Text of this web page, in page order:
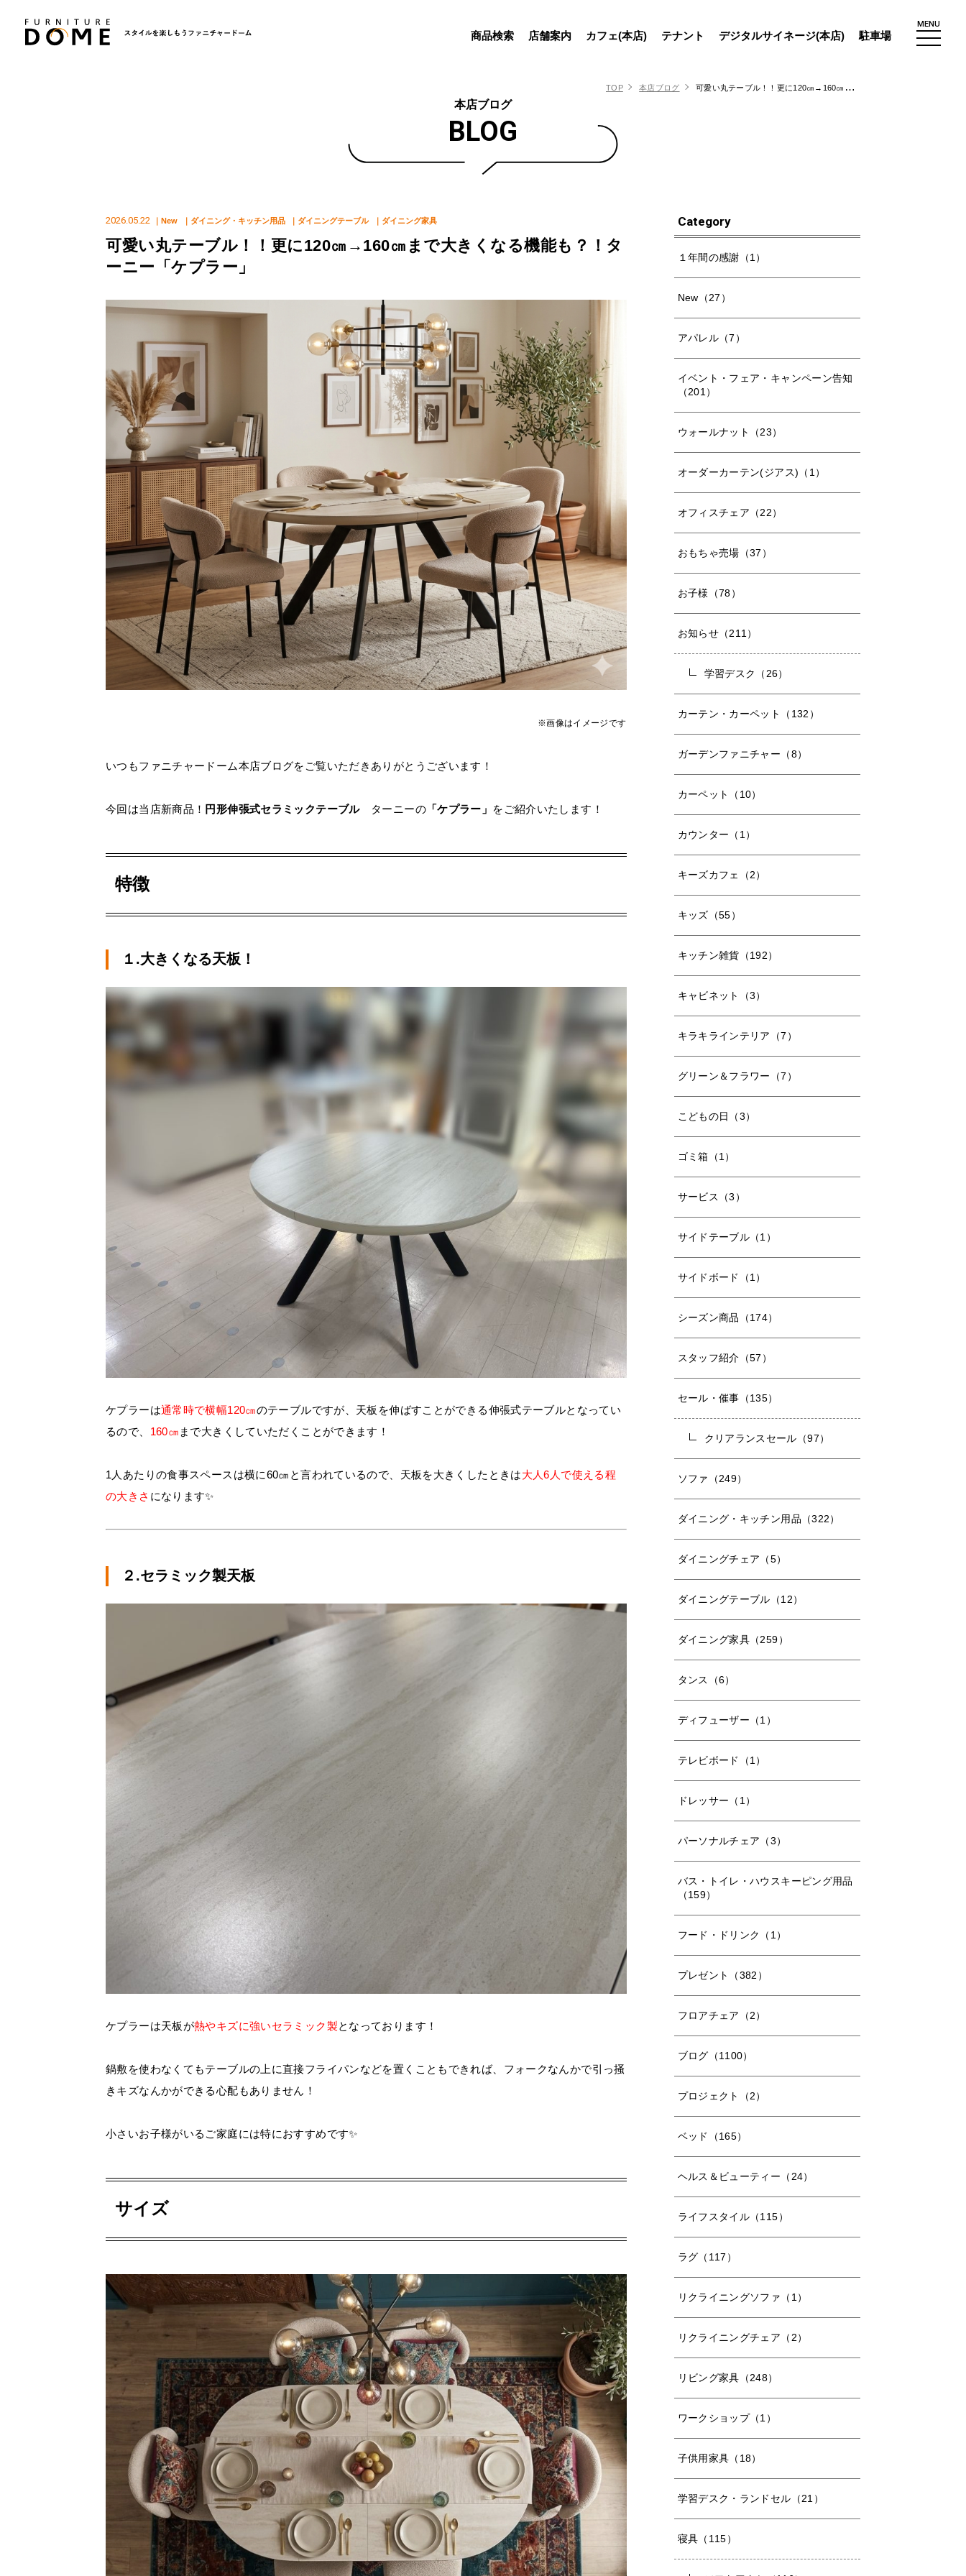
商品検索 店舗案内 カフェ(本店) テナント デジタルサイネージ(本店) 駐車場
MENU
TOP 本店ブログ 可愛い丸テーブル！！更に120㎝→160㎝まで大きくなる機能も？！ターニー「ケプラー」
本店ブログ
BLOG
2026.05.22 ｜New ｜ダイニング・キッチン用品 ｜ダイニングテーブル ｜ダイニング家具
可愛い丸テーブル！！更に120㎝→160㎝まで大きくなる機能も？！タ
ーニー「ケプラー」
※画像はイメージです
いつもファニチャードーム本店ブログをご覧いただきありがとうございます！
今回は当店新商品！ 円形伸張式セラミックテーブルターニーの「ケプラー」 をご紹介いたします！
特徴
１.大きくなる天板！
ケプラーは通常時で横幅120㎝のテーブルですが、天板を伸ばすことができる伸張式テーブルとなってい
るので、 160㎝ まで大きくしていただくことができます！
1人あたりの食事スペースは横に60㎝と言われているので、天板を大きくしたときは大人6人で使える程
の大きさ になります✨
２.セラミック製天板
ケプラーは天板が熱やキズに強いセラミック製となっております！
鍋敷を使わなくてもテーブルの上に直接フライパンなどを置くこともできれば、フォークなんかで引っ掻
きキズなんかができる心配もありません！
小さいお子様がいるご家庭には特におすすめです✨
サイズ
Category
１年間の感謝（1）
New（27）
アパレル（7）
イベント・フェア・キャンペーン告知
（201）
ウォールナット（23）
オーダーカーテン(ジアス)（1）
オフィスチェア（22）
おもちゃ売場（37）
お子様（78）
お知らせ（211）
学習デスク（26）
カーテン・カーペット（132）
ガーデンファニチャー（8）
カーペット（10）
カウンター（1）
キーズカフェ（2）
キッズ（55）
キッチン雑貨（192）
キャビネット（3）
キラキラインテリア（7）
グリーン＆フラワー（7）
こどもの日（3）
ゴミ箱（1）
サービス（3）
サイドテーブル（1）
サイドボード（1）
シーズン商品（174）
スタッフ紹介（57）
セール・催事（135）
クリアランスセール（97）
ソファ（249）
ダイニング・キッチン用品（322）
ダイニングチェア（5）
ダイニングテーブル（12）
ダイニング家具（259）
タンス（6）
ディフューザー（1）
テレビボード（1）
ドレッサー（1）
パーソナルチェア（3）
バス・トイレ・ハウスキーピング用品
（159）
フード・ドリンク（1）
プレゼント（382）
フロアチェア（2）
ブログ（1100）
プロジェクト（2）
ベッド（165）
ヘルス＆ビューティー（24）
ライフスタイル（115）
ラグ（117）
リクライニングソファ（1）
リクライニングチェア（2）
リビング家具（248）
ワークショップ（1）
子供用家具（18）
学習デスク・ランドセル（21）
寝具（115）